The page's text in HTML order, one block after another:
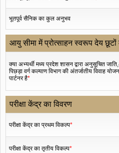
भूतपूर्व सैनिक का कुल अनुभव
आयु सीमा में प्रोत्साहन स्वरूप देय छूटों
क्या अभ्यर्थी मध्य प्रदेश शासन द्वारा अनुसूचित
पिछड़ा वर्ग कल्याण विभाग की अंतर्जातीय विवाह
पार्टनर है*
परीक्षा केंद्र का विवरण
परीक्षा केंद्र का प्रथम विकल्प*
परीक्षा केंद्र का तृतीय विकल्प*